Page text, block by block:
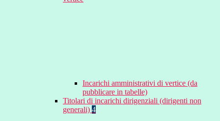
Incarichi amministrativi di vertice (da
pubblicare in tabelle)
Titolari di incarichi dirigenziali (dirigenti non
generali) 4